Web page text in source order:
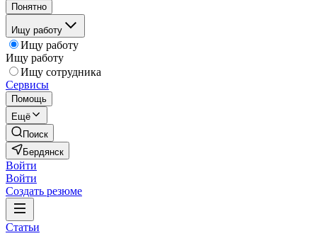
Понятно
Ищу работу
Ищу работу
Ищу работу
Ищу сотрудника
Сервисы
Помощь
Ещё
Поиск
Бердянск
Войти
Войти
Создать резюме
Статьи